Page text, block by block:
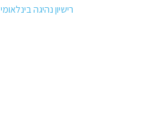
רישיון נהיגה בינלאומי